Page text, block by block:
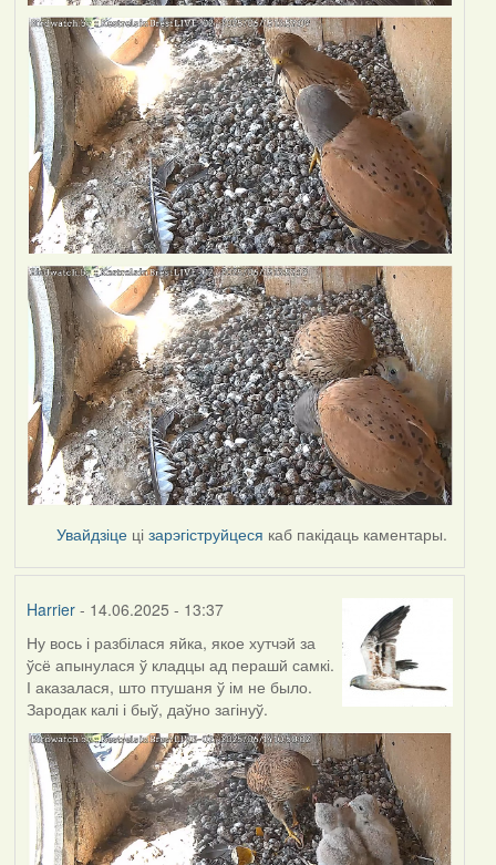
Увайдзіце цізарэгіструйцеся каб пакідаць каментары.
Harrier- 14.06.2025 - 13:37
Ну вось і разбілася яйка, якое хутчэй за
ўсё апынулася ў кладцы ад перашй самкі.
І аказалася, што птушаня ў ім не было.
Зародак калі і быў, даўно загінуў.